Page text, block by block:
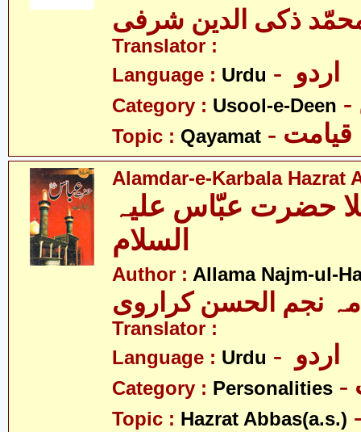
ذکی الدین شرفی
Translator :
Language : Urdu
Category : Usool-e-Deen
Topic : Qayamat - قیامت
Alamdar-e-Karbala Hazrat
حضرت عبّاس علیہ
Author : Allama Najm-ul-
نجم الحسن کراروی
Translator :
Language : Urdu
Category : Personalities
Topic : Hazrat Abbas(a.s.)